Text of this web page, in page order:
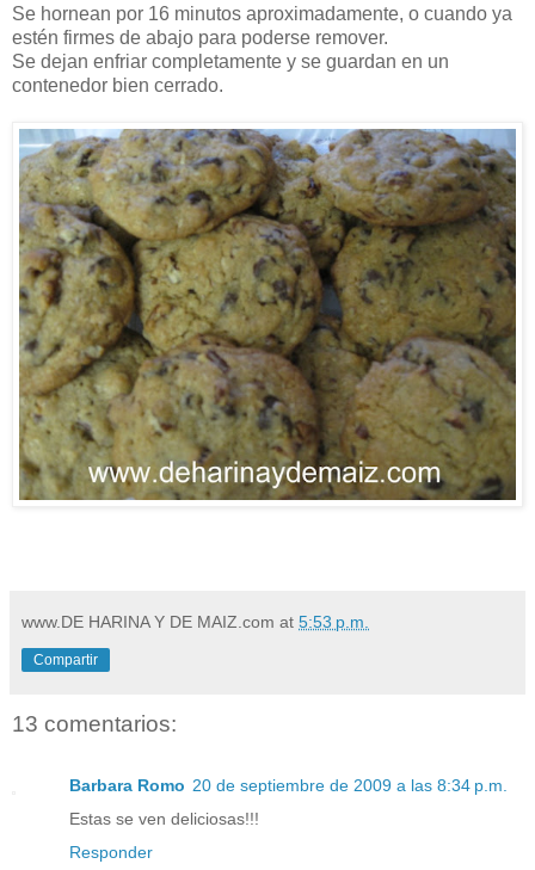
Se hornean por 16 minutos aproximadamente, o cuando ya
estén firmes de abajo para poderse remover.
Se dejan enfriar completamente y se guardan en un
contenedor bien cerrado.
www.DE HARINA Y DE MAIZ.com at 5:53 p.m.
Compartir
13 comentarios:
Barbara Romo 20 de septiembre de 2009 a las 8:34 p.m.
Estas se ven deliciosas!!!
Responder